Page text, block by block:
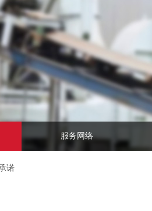
服务网络
诺